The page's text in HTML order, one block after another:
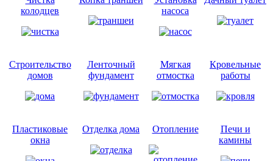
колодцев
насоса
Строительство
домов
Ленточный
фундамент
Мягкая
отмостка
Кровельные
работы
Пластиковые
окна
Отделка дома Отопление
Печи и
камины